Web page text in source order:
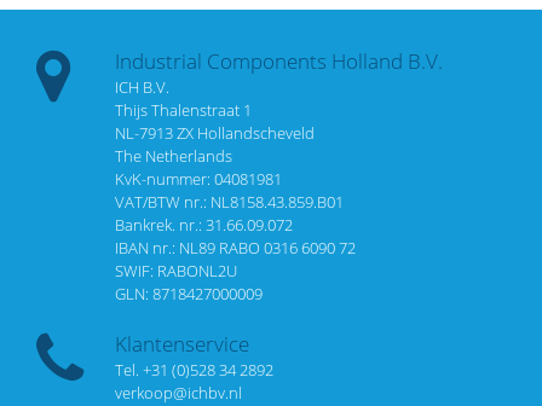
Industrial Components Holland B.V.
ICH B.V.
Thijs Thalenstraat 1
NL-7913 ZX Hollandscheveld
The Netherlands
KvK-nummer: 04081981
VAT/BTW nr.: NL8158.43.859.B01
Bankrek. nr.: 31.66.09.072
IBAN nr.: NL89 RABO 0316 6090 72
SWIF: RABONL2U
GLN: 8718427000009
Klantenservice
Tel. +31 (0)528 34 2892
verkoop@ichbv.nl